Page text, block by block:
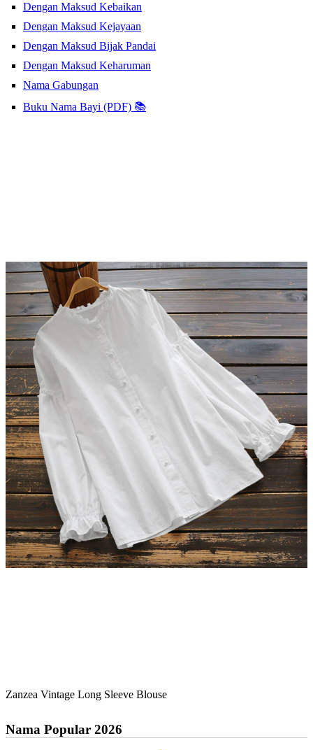
Dengan Maksud Kebaikan
Dengan Maksud Kejayaan
Dengan Maksud Bijak Pandai
Dengan Maksud Keharuman
Nama Gabungan
Buku Nama Bayi (PDF) 📚
Zanzea Vintage Long Sleeve Blouse
Nama Popular 2026